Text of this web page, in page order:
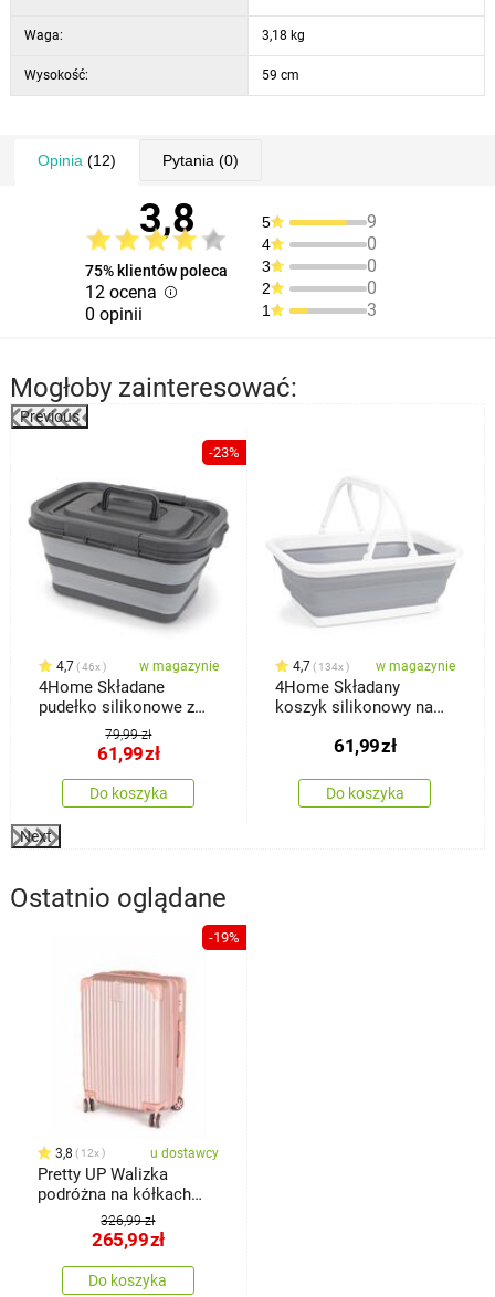
Waga: 3,18 kg
Wysokość: 59 cm
Opinia (12) Pytania (0)
3,8
75% klientów poleca
12 ocena
0 opinii
5 9
4 0
3 0
2 0
1 3
Mogłoby zainteresować:
Previous
-23%
4,7 46x w magazynie
4Home Składane
pudełko silikonowe z
pokrywką do
przechowywania
79,99 zł
61,99zł
Do koszyka
4,7 134x w magazynie
4Home Składany
koszyk silikonowy na
61,99zł
Do koszyka
Next
Ostatnio oglądane
-19%
3,8 12x u dostawcy
Pretty UP Walizka
podróżna na kółkach
ABS25, M,złoto-różowa
326,99 zł
265,99zł
Do koszyka